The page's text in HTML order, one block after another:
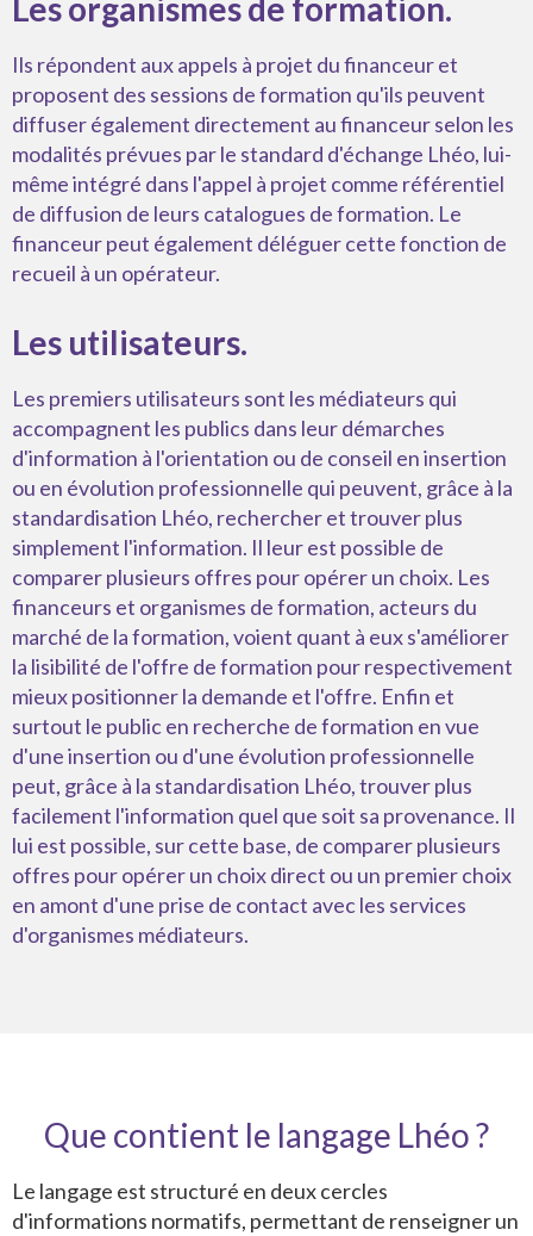
Les organismes de formation.
Ils répondent aux appels à projet du financeur et
proposent des sessions de formation qu'ils peuvent
diffuser également directement au financeur selon les
modalités prévues par le standard d'échange Lhéo, lui-
même intégré dans l'appel à projet comme référentiel
de diffusion de leurs catalogues de formation. Le
financeur peut également déléguer cette fonction de
recueil à un opérateur.
Les utilisateurs.
Les premiers utilisateurs sont les médiateurs qui
accompagnent les publics dans leur démarches
d'information à l'orientation ou de conseil en insertion
ou en évolution professionnelle qui peuvent, grâce à la
standardisation Lhéo, rechercher et trouver plus
simplement l'information. Il leur est possible de
comparer plusieurs offres pour opérer un choix. Les
financeurs et organismes de formation, acteurs du
marché de la formation, voient quant à eux s'améliorer
la lisibilité de l'offre de formation pour respectivement
mieux positionner la demande et l'offre. Enfin et
surtout le public en recherche de formation en vue
d'une insertion ou d'une évolution professionnelle
peut, grâce à la standardisation Lhéo, trouver plus
facilement l'information quel que soit sa provenance. Il
lui est possible, sur cette base, de comparer plusieurs
offres pour opérer un choix direct ou un premier choix
en amont d'une prise de contact avec les services
d'organismes médiateurs.
Que contient le langage Lhéo ?
Le langage est structuré en deux cercles
d'informations normatifs, permettant de renseigner un